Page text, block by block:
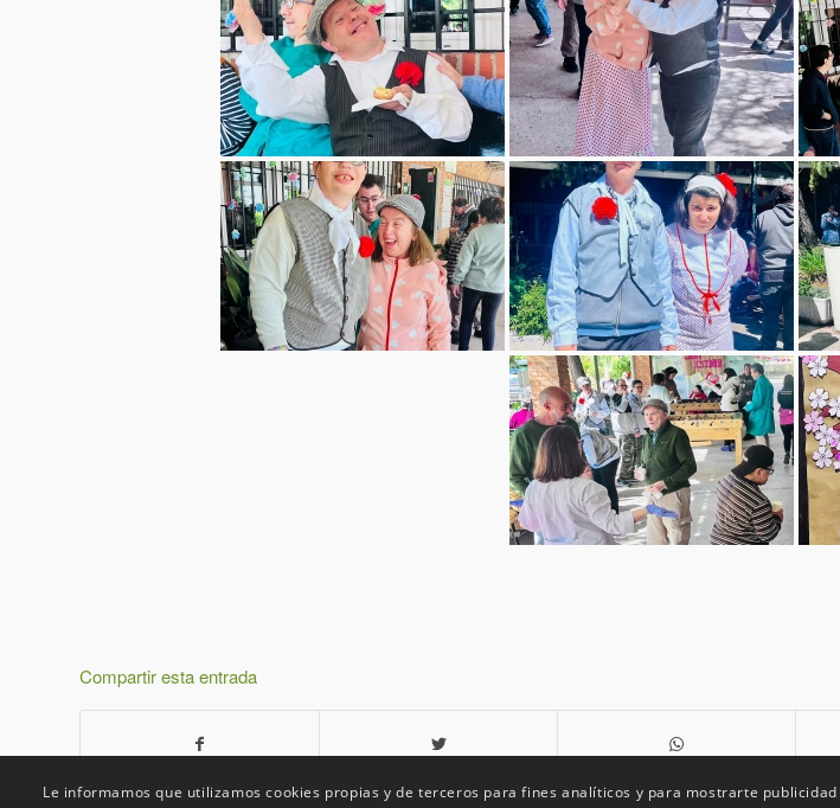
Compartir esta entrada
Le informamos que utilizamos cookies propias y de terceros para fines analíticos y para mostrarte